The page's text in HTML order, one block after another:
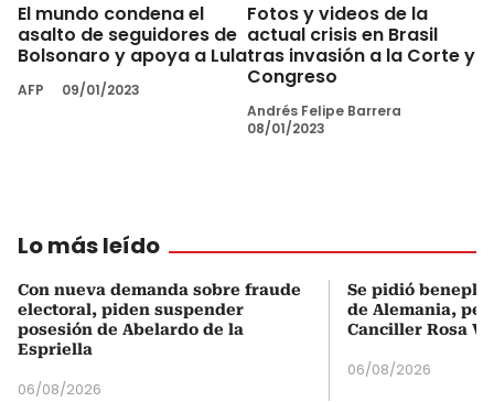
El mundo condena el
asalto de seguidores de
Bolsonaro y apoya a Lula
AFP 09/01/2023
Fotos y videos de la
actual crisis en Brasil
tras invasión a la Corte y
Congreso
Andrés Felipe Barrera
08/01/2023
Lo más leído
Con nueva demanda sobre fraude
electoral, piden suspender
posesión de Abelardo de la
Espriella
06/08/2026
Se pidió
de Alemania,
Canciller Rosa
06/08/2026